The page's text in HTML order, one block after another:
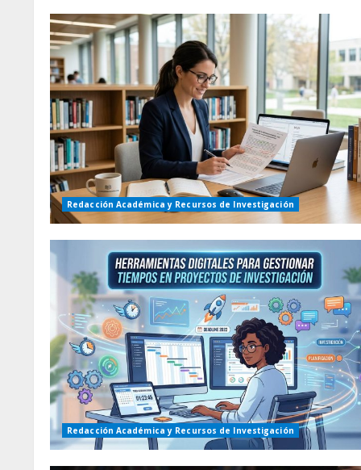
Redacción Académica y Recursos de Investigación
Redacción Académica y Recursos de Investigación